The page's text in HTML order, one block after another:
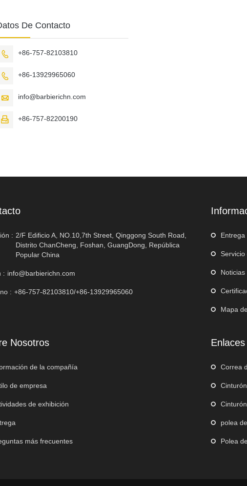
De Contacto
 +86-757-82103810
 +86-13929965060
 info@barbierichn.com
 +86-757-82200190
: 2/F Edificio A, NO.10,7th Street, Qinggong South Road,
Distrito ChanCheng, Foshan, GuangDong, República
Popular China
: info@barbierichn.com
: +86-757-82103810/+86-13929965060
Entrega
Noticias
Mapa
Nosotros
de la compañía
de empresa
de exhibición
más frecuentes
Enlaces
Correa
polea
Polea